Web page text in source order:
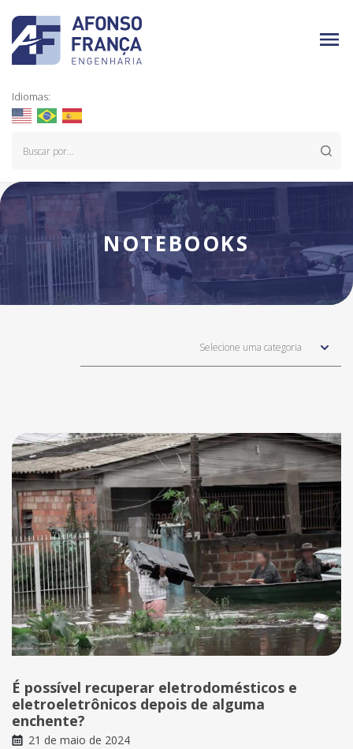
Idiomas:
NOTEBOOKS
Selecione uma categoria
É possível recuperar eletrodomésticos e
eletroeletrônicos depois de alguma
enchente?
21 de maio de 2024